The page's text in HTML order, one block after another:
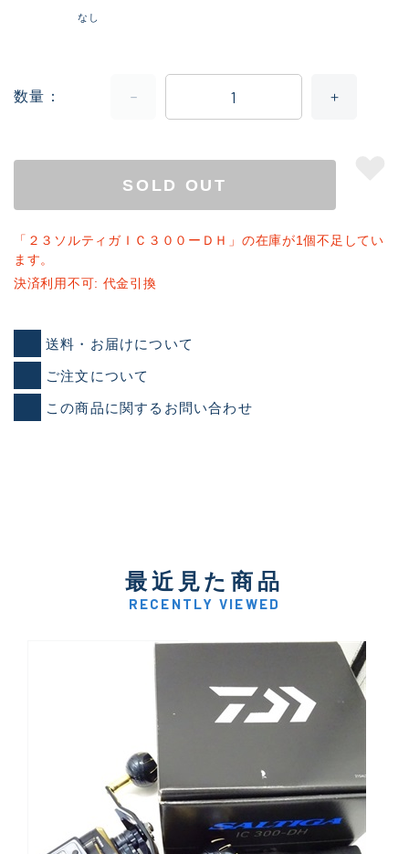
なし
数量
SOLD OUT
「２３ソルティガＩＣ３００ーＤＨ」の在庫が1個不足してい
ます。
決済利用不可: 代金引換
送料・お届けについて
ご注文について
この商品に関するお問い合わせ
最近見た商品
RECENTLY VIEWED